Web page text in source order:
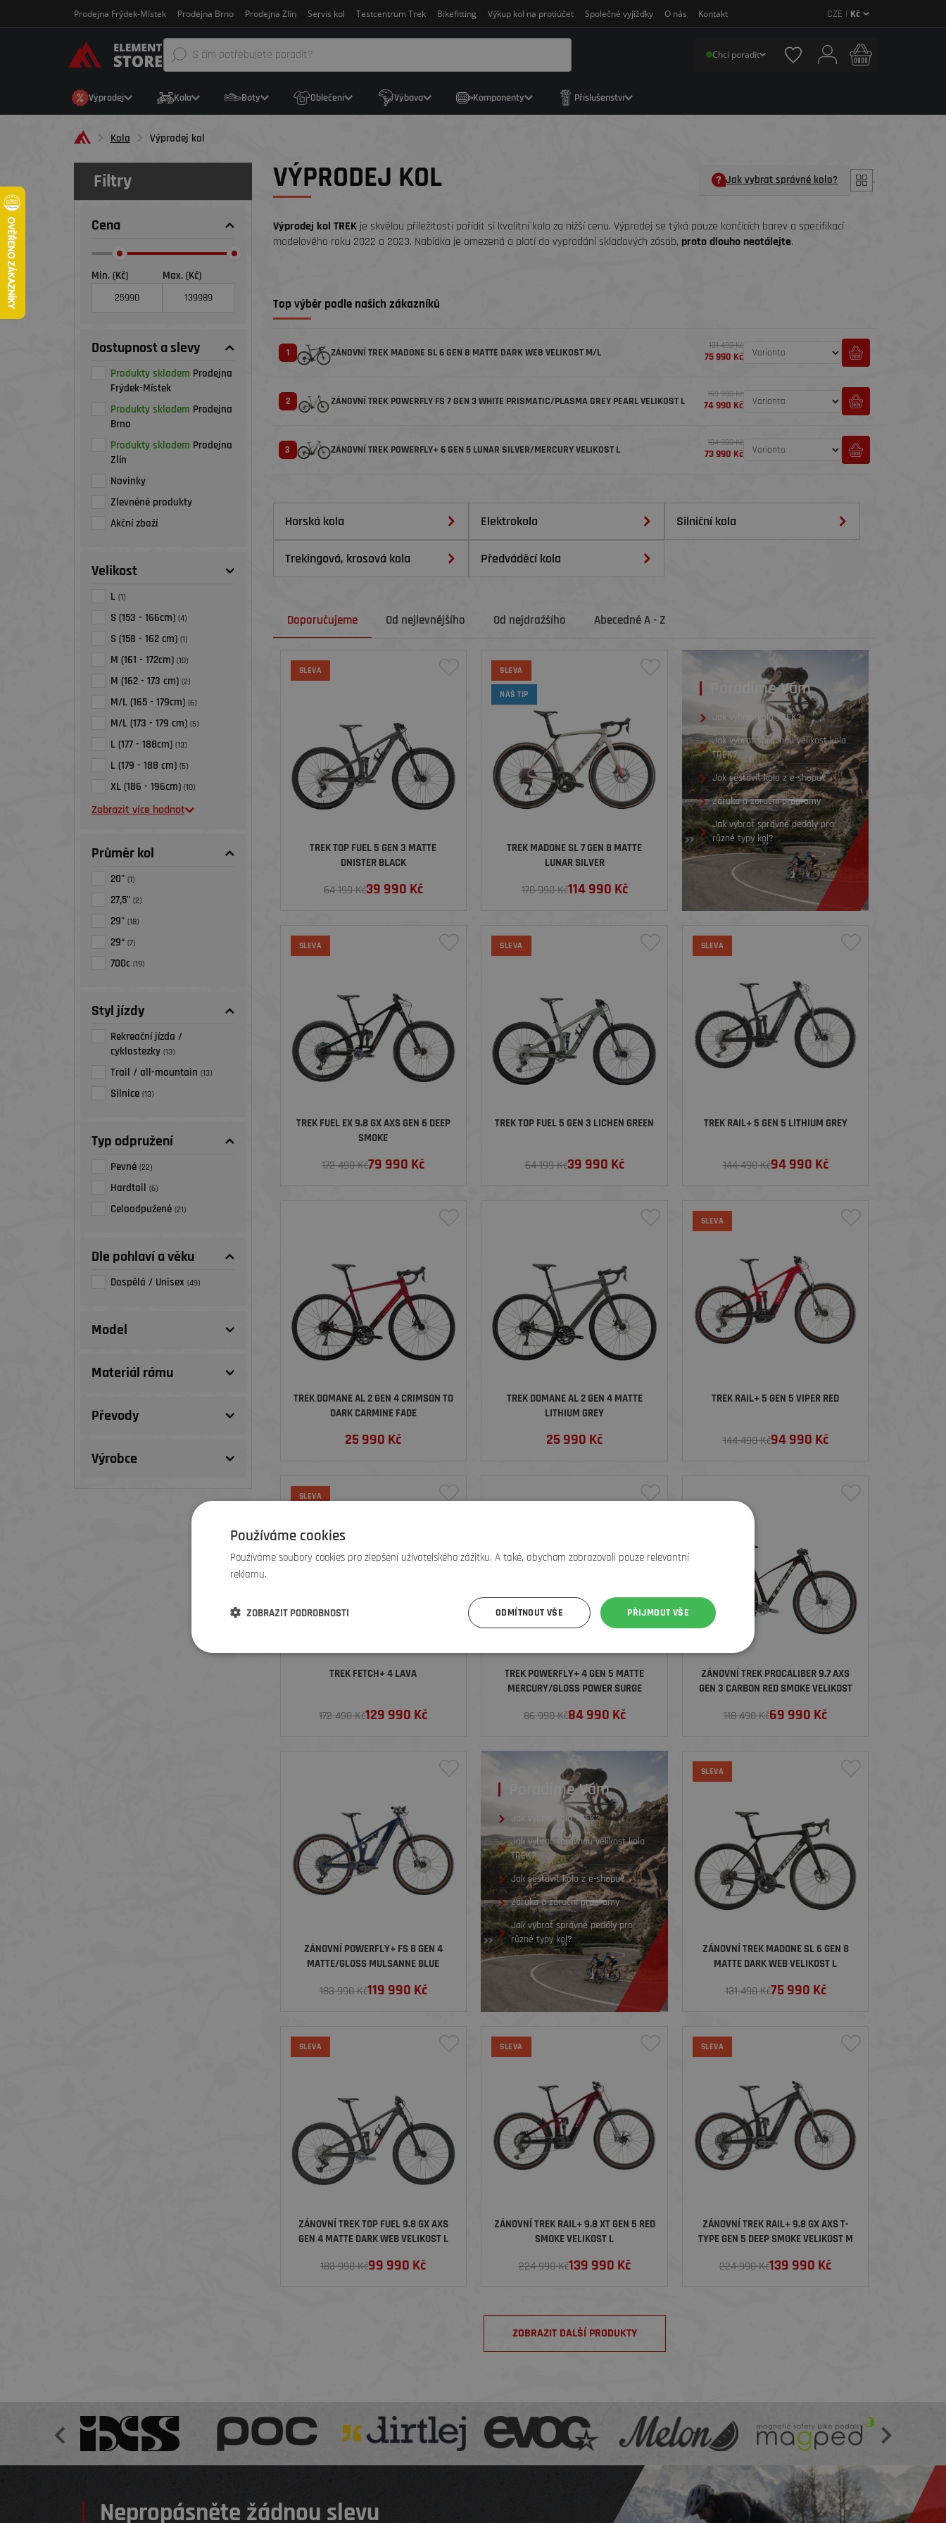
Prodejna Frýdek-Místek Prodejna Brno Prodejna Zlín Servis kol Testcentrum Trek Bikefitting Výkup kol na protiúčet Společné vyjížďky O nás Kontakt CZE | Kč
Chci poradit
Výprodej Kola Boty Oblečení Výbava Komponenty Příslušenství
Kola Výprodej kol
Filtry
Cena
Min. (Kč) Max. (Kč)
Dostupnost a slevy
Produkty skladem Prodejna
Frýdek-Místek
Produkty skladem Prodejna
Brno
Produkty skladem Prodejna
Zlín
Novinky
Zlevněné produkty
Akční zboží
Velikost
L (1)
S (153 - 166cm) (4)
S (158 - 162 cm) (1)
M (161 - 172cm) (10)
M (162 - 173 cm) (2)
M/L (165 - 179cm) (6)
M/L (173 - 179 cm) (5)
L (177 - 188cm) (13)
L (179 - 188 cm) (5)
XL (186 - 196cm) (10)
Zobrazit více hodnot
Průměr kol
20" (1)
27,5" (2)
29" (18)
29“ (7)
700c (19)
Styl jízdy
Rekreační jízda /
cyklostezky (13)
Trail / all-mountain (13)
Silnice (13)
Typ odpružení
Pevné (22)
Hardtail (6)
Celoodpužené (21)
Dle pohlaví a věku
Dospělá / Unisex (49)
Model
Materiál rámu
Převody
Výrobce
VÝPRODEJ KOL Jak vybrat správné kolo? ´
Výprodej kol TREKje skvělou příležitostí pořídit si kvalitní kolo za nižší cenu. Výprodej se týká pouze končících barev a specifikací
modelového roku 2022 a 2023. Nabídka je omezená a platí do vyprodání skladových zásob, proto dlouho neotálejte.
Top výběr podle našich zákazníků
1 ZÁNOVNÍ TREK MADONE SL 6 GEN 8 MATTE DARK WEB VELIKOST M/L
131 490 Kč
75 990 Kč
2 ZÁNOVNÍ TREK POWERFLY FS 7 GEN 3 WHITE PRISMATIC/PLASMA GREY PEARL VELIKOST L
159 990 Kč
74 990 Kč
3 ZÁNOVNÍ TREK POWERFLY+ 6 GEN 5 LUNAR SILVER/MERCURY VELIKOST L
104 990 Kč
73 990 Kč
Horská kola Elektrokola Silniční kola
Trekingová, krosová kola Předváděcí kola
Doporučujeme Od nejlevnějšího Od nejdražšího Abecedně A - Z
SLEVA
TREK TOP FUEL 5 GEN 3 MATTE
DNISTER BLACK
64 199 Kč39 990 Kč
SLEVA
NÁŠ TIP
TREK MADONE SL 7 GEN 8 MATTE
LUNAR SILVER
170 990 Kč114 990 Kč
Poradíme Vám
Jak vybrat kolo TREK?
Jak vybrat správnou velikost kola
TREK?
Jak sestavit kolo z e-shopu?
Záruka a záruční programy
Jak vybrat správné pedály pro
různé typy kol?
SLEVA
TREK FUEL EX 9.8 GX AXS GEN 6 DEEP
SMOKE
172 490 Kč79 990 Kč
SLEVA
TREK TOP FUEL 5 GEN 3 LICHEN GREEN
64 199 Kč39 990 Kč
SLEVA
TREK RAIL+ 5 GEN 5 LITHIUM GREY
144 490 Kč94 990 Kč
TREK DOMANE AL 2 GEN 4 CRIMSON TO
DARK CARMINE FADE
25 990 Kč
TREK DOMANE AL 2 GEN 4 MATTE
LITHIUM GREY
25 990 Kč
SLEVA
TREK RAIL+ 5 GEN 5 VIPER RED
144 490 Kč94 990 Kč
SLEVA
TREK FETCH+ 4 LAVA
172 490 Kč129 990 Kč
TREK POWERFLY+ 4 GEN 5 MATTE
MERCURY/GLOSS POWER SURGE
86 990 Kč84 990 Kč
ZÁNOVNÍ TREK PROCALIBER 9.7 AXS
GEN 3 CARBON RED SMOKE VELIKOST
118 490 Kč69 990 Kč
ZÁNOVNÍ POWERFLY+ FS 8 GEN 4
MATTE/GLOSS MULSANNE BLUE
183 990 Kč119 990 Kč
Poradíme Vám
Jak vybrat kolo TREK?
Jak vybrat správnou velikost kola
TREK?
Jak sestavit kolo z e-shopu?
Záruka a záruční programy
Jak vybrat správné pedály pro
různé typy kol?
SLEVA
ZÁNOVNÍ TREK MADONE SL 6 GEN 8
MATTE DARK WEB VELIKOST L
131 490 Kč75 990 Kč
SLEVA
ZÁNOVNÍ TREK TOP FUEL 9.8 GX AXS
GEN 4 MATTE DARK WEB VELIKOST L
183 990 Kč99 990 Kč
SLEVA
ZÁNOVNÍ TREK RAIL+ 9.8 XT GEN 5 RED
SMOKE VELIKOST L
224 990 Kč139 990 Kč
SLEVA
ZÁNOVNÍ TREK RAIL+ 9.8 GX AXS T-
TYPE GEN 5 DEEP SMOKE VELIKOST M
224 990 Kč139 990 Kč
ZOBRAZIT DALŠÍ PRODUKTY
Nepropásněte žádnou slevu
Používáme cookies
Používáme soubory cookies pro zlepšení uživatelského zážitku. A také, abychom zobrazovali pouze relevantní
reklamu.
PŘIJMOUT VŠE
ODMÍTNOUT VŠE
ZOBRAZIT PODROBNOSTI